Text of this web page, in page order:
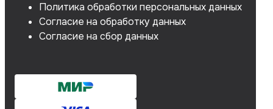
Политика обработки персональных данных
Согласие на обработку данных
Согласие на сбор данных